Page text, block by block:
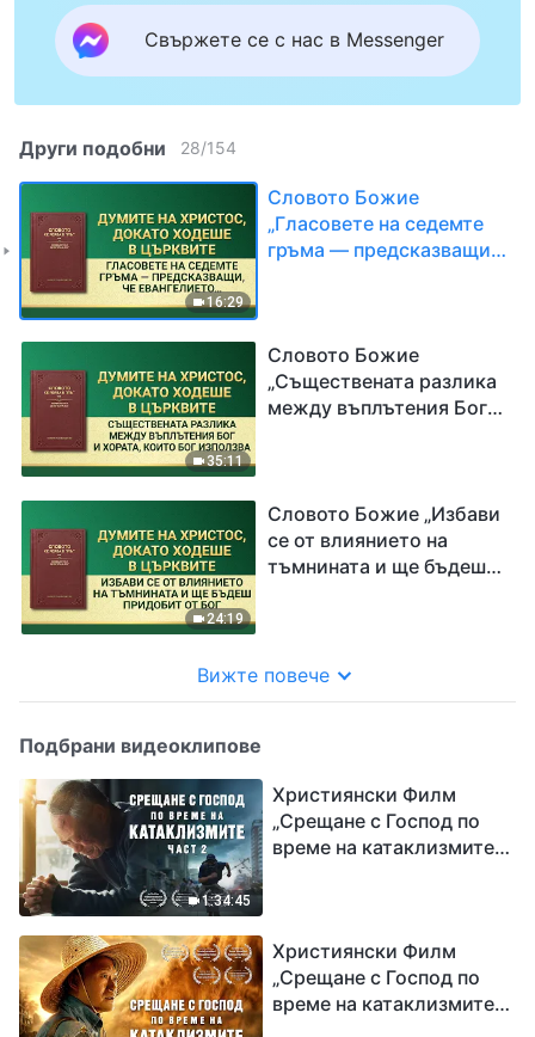
Свържете се с нас в Messenger
Други подобни 28/154
16:29
Словото Божие
„Гласовете на седемте
гръма — предсказващи,
вселена“
35:11
Словото Божие
„Съществената разлика
между въплътения Бог и
24:19
Словото Божие „Избави
се от влиянието на
тъмнината и ще бъдеш
Вижте повече
Подбрани видеоклипове
1:34:45
Християнски Филм
„Срещане с Господ по
време на катаклизмите“
Християнски Филм
„Срещане с Господ по
време на катаклизмите“